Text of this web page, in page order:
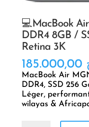
💻MacBook
DDR4 8GB /
Retina 3K
185.000,00
MacBook Air
DDR4, SSD 256
Léger,
wilayas &